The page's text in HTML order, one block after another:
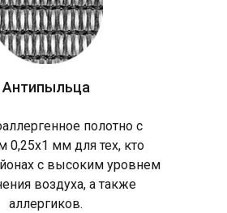
Антипыльца
полотно с
0,25х1 мм для тех, кто
с высоким уровнем
воздуха, а также
аллергиков.